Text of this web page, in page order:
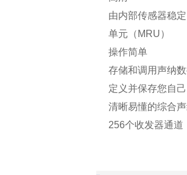
由内部传感器稳
单元（MRU）
操作简单
存储和调用声纳
定义并保存您自
清晰易懂的综合
256个收发器通道